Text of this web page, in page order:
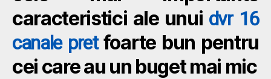
caracteristici ale unui dvr 16
canale pretfoarte bun pentru
cei care au un buget mai mic